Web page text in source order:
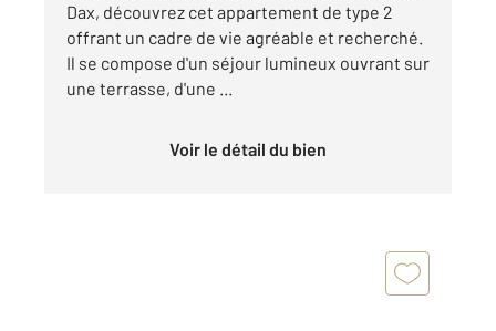
Dax, découvrez cet appartement de type 2
offrant un cadre de vie agréable et recherché.
Il se compose d'un séjour lumineux ouvrant sur
une terrasse, d'une ...
Voir le détail du bien